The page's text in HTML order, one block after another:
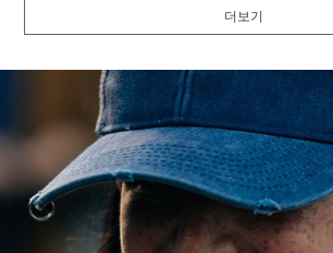
더보기